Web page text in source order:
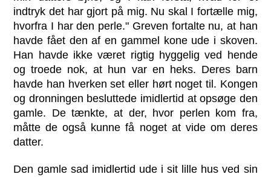
indtryk det har gjort på mig. Nu skal I fortælle mig,
hvorfra I har den perle." Greven fortalte nu, at han
havde fået den af en gammel kone ude i skoven.
Han havde ikke været rigtig hyggelig ved hende
og troede nok, at hun var en heks. Deres barn
havde han hverken set eller hørt noget til. Kongen
og dronningen besluttede imidlertid at opsøge den
gamle. De tænkte, at der, hvor perlen kom fra,
måtte de også kunne få noget at vide om deres
datter.
Den gamle sad imidlertid ude i sit lille hus ved sin